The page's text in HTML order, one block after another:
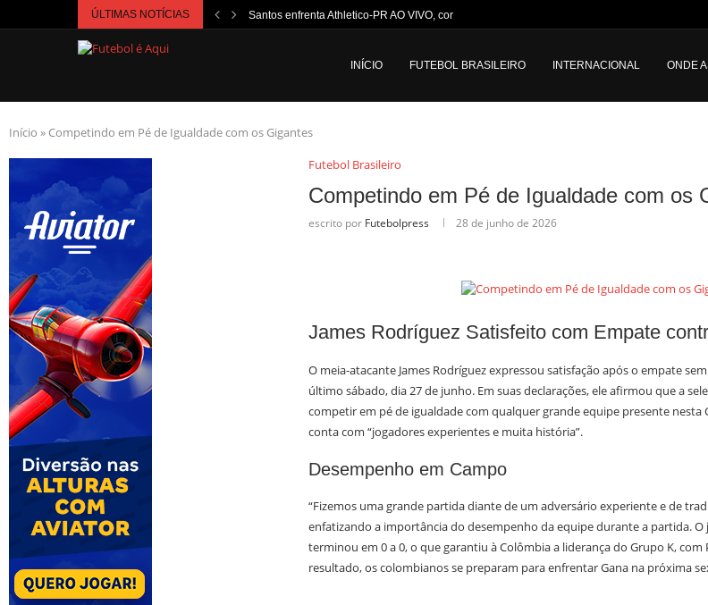
ÚLTIMAS NOTÍCIAS Santos enfrenta Athletico-PR AO VIVO, com a narração...
INÍCIO FUTEBOL BRASILEIRO INTERNACIONAL ONDE
Início » Competindo em Pé de Igualdade com os Gigantes
Futebol Brasileiro
Competindo em Pé de Igualdade com os
escrito por Futebolpress 28 de junho de 2026
James Rodríguez Satisfeito com Empate
O meia-atacante James Rodríguez expressou satisfação após o empate
último sábado, dia 27 de junho. Em suas declarações, ele afirmou que a
competir em pé de igualdade com qualquer grande equipe presente
conta com “jogadores experientes e muita história”.
Desempenho em Campo
“Fizemos uma grande partida diante de um adversário experiente e de
enfatizando a importância do desempenho da equipe durante a partida. O
terminou em 0 a 0, o que garantiu à Colômbia a liderança do Grupo K,
resultado, os colombianos se preparam para enfrentar Gana na próxima